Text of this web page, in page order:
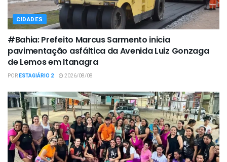
CIDADES
#Bahia: Prefeito Marcus Sarmento inicia
pavimentação asfáltica da Avenida Luiz Gonzaga
de Lemos em Itanagra
PORESTAGIÁRIO 2 2026/08/08